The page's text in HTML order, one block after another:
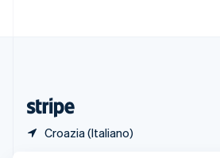
Croazia (Italiano)